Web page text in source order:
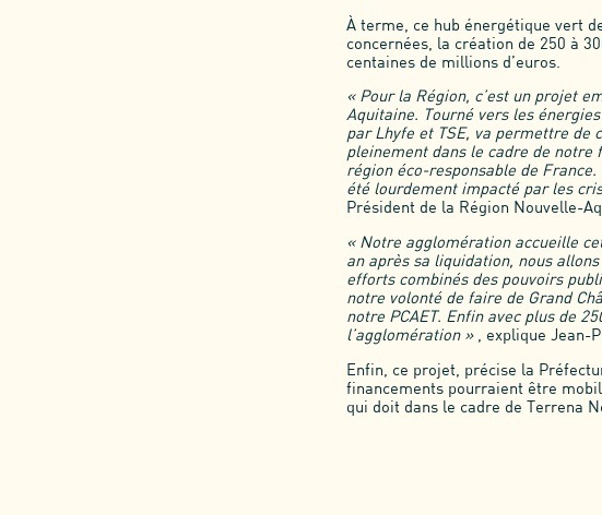
À terme, ce hub énergétique vert
concernées, la création de 250 à
centaines de millions d’euros.
« Pour la Région, c’est un projet
Aquitaine. Tourné vers les
par Lhyfe et TSE, va permettre de
pleinement dans le cadre de
région éco-responsable de
été lourdement impacté par les
Président de la Région Nouvelle-
« Notre agglomération accueille
an après sa liquidation, nous
efforts combinés des pouvoirs
notre volonté de faire de Grand
notre PCAET. Enfin avec plus de
l’agglomération »
, explique
Enfin, ce projet, précise la
financements pourraient être
qui doit dans le cadre de Terrena